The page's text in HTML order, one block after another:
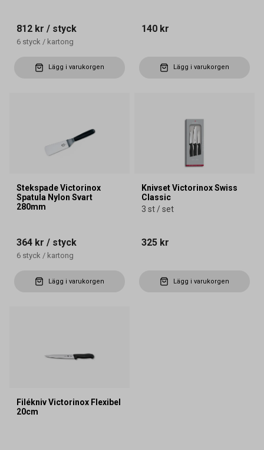
812 kr / styck
6 styck / kartong
Lägg i varukorgen
140 kr
Lägg i varukorgen
Stekspade Victorinox
Spatula Nylon Svart
280mm
364 kr / styck
6 styck / kartong
Lägg i varukorgen
Knivset Victorinox Swiss
Classic
3 st / set
325 kr
Lägg i varukorgen
Filékniv Victorinox Flexibel
20cm